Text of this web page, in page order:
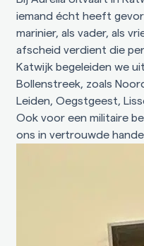
iemand écht heeft
marinier, als vader, als
afscheid verdient die
Katwijk begeleiden we
Bollenstreek, zoals
Leiden, Oegstgeest,
Ook voor een militaire
ons in vertrouwde